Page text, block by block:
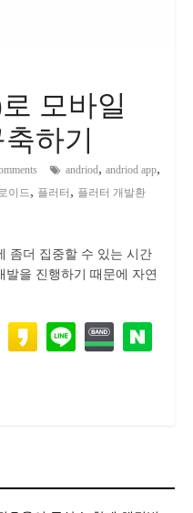
모바일
하기
andriod, andriod app,
이드, 플러터 , 플러터 개발환
좀더 집중할 수 있는 시간
을 진행하기 때문에 자연